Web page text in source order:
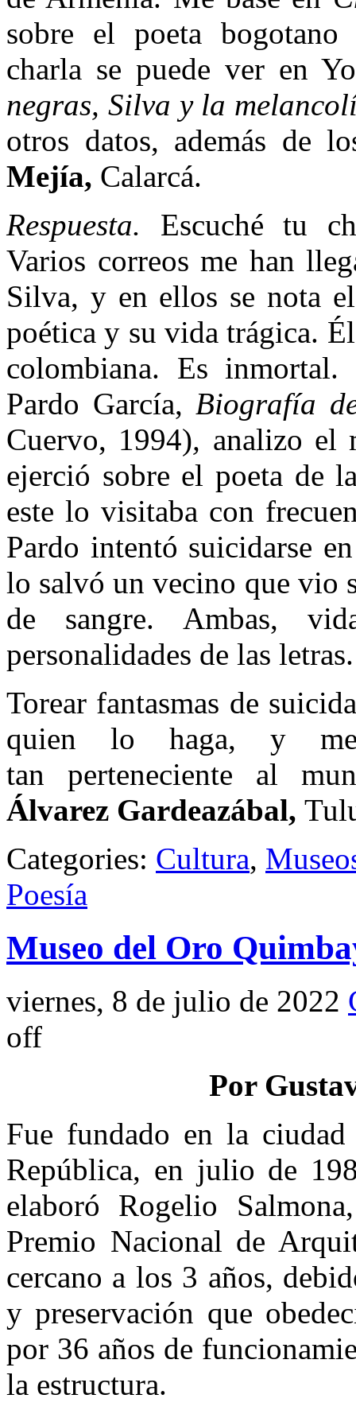
sobre el poeta
charla se puede ver en
negras, Silva y la
otros datos, además de
Mejía, Calarcá.
Respuesta. Escuché tu
Varios correos me han
Silva, y en ellos se nota
poética y su vida trágica.
colombiana. Es
Pardo García, Biografía
Cuervo, 1994), analizo el
ejerció sobre el poeta de
este lo visitaba con
Pardo intentó suicidarse
lo salvó un vecino que vio
de sangre. Ambas,
personalidades de las
Torear fantasmas de
quien lo haga, y
tan perteneciente al
Álvarez Gardeazábal,
Categories: Cultura,
Poesía
Museo del Oro
viernes, 8 de julio de 2022
off
Por
Fue fundado en la
República, en julio de
elaboró Rogelio
Premio Nacional de
cercano a los 3 años,
y preservación que
por 36 años de
la estructura.